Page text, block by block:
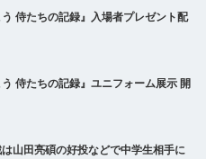
侍たちの記録』入場者プレゼント配
侍たちの記録』ユニフォーム展示 開
山田亮碩の好投などで中学生相手に